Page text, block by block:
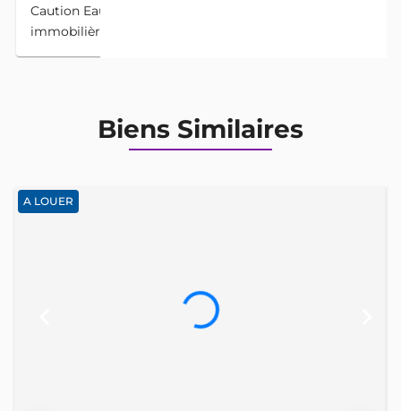
Caution Eau Électricité 50.000f Commission
immobilière 1 mois Visite payante
Biens Similaires
A LOUER